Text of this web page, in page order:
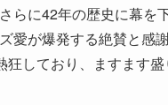
らに42年の歴史に幕
愛が爆発する絶賛と
狂しており、ますます